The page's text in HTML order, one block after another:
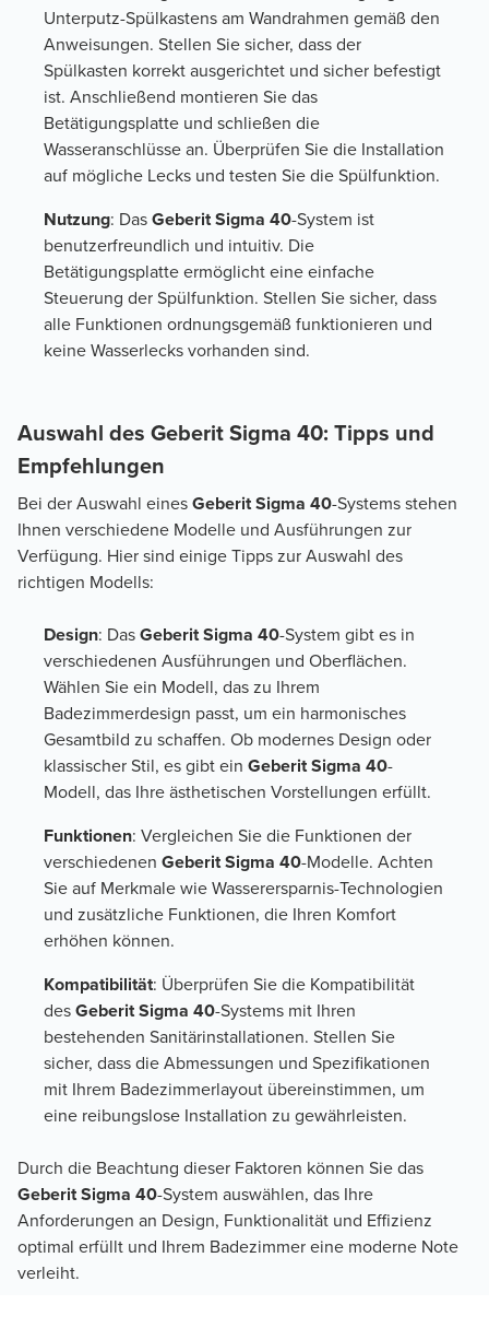
Unterputz-Spülkastens am Wandrahmen gemäß den
Anweisungen. Stellen Sie sicher, dass der
Spülkasten korrekt ausgerichtet und sicher befestigt
ist. Anschließend montieren Sie das
Betätigungsplatte und schließen die
Wasseranschlüsse an. Überprüfen Sie die Installation
auf mögliche Lecks und testen Sie die Spülfunktion.
Nutzung: DasGeberit Sigma 40-System ist
benutzerfreundlich und intuitiv. Die
Betätigungsplatte ermöglicht eine einfache
Steuerung der Spülfunktion. Stellen Sie sicher, dass
alle Funktionen ordnungsgemäß funktionieren und
keine Wasserlecks vorhanden sind.
Auswahl des Geberit Sigma 40: Tipps und
Empfehlungen
Bei der Auswahl einesGeberit Sigma 40-Systems stehen
Ihnen verschiedene Modelle und Ausführungen zur
Verfügung. Hier sind einige Tipps zur Auswahl des
richtigen Modells:
Design: DasGeberit Sigma 40-System gibt es in
verschiedenen Ausführungen und Oberflächen.
Wählen Sie ein Modell, das zu Ihrem
Badezimmerdesign passt, um ein harmonisches
Gesamtbild zu schaffen. Ob modernes Design oder
klassischer Stil, es gibt ein Geberit Sigma 40-
Modell, das Ihre ästhetischen Vorstellungen erfüllt.
Funktionen: Vergleichen Sie die Funktionen der
verschiedenen Geberit Sigma 40-Modelle. Achten
Sie auf Merkmale wie Wasserersparnis-Technologien
und zusätzliche Funktionen, die Ihren Komfort
erhöhen können.
Kompatibilität: Überprüfen Sie die Kompatibilität
desGeberit Sigma 40-Systems mit Ihren
bestehenden Sanitärinstallationen. Stellen Sie
sicher, dass die Abmessungen und Spezifikationen
mit Ihrem Badezimmerlayout übereinstimmen, um
eine reibungslose Installation zu gewährleisten.
Durch die Beachtung dieser Faktoren können Sie das
Geberit Sigma 40-System auswählen, das Ihre
Anforderungen an Design, Funktionalität und Effizienz
optimal erfüllt und Ihrem Badezimmer eine moderne Note
verleiht.